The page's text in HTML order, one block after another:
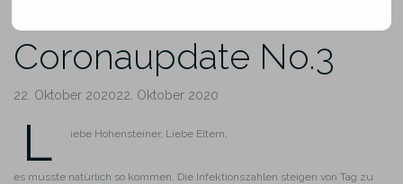
Coronaupdate No.3
22. Oktober 202022. Oktober 2020
L iebe Hohensteiner, Liebe Eltern,
es musste natürlich so kommen. Die Infektionszahlen steigen von Tag zu